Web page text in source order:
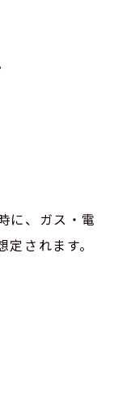
に、ガス・電
されます。